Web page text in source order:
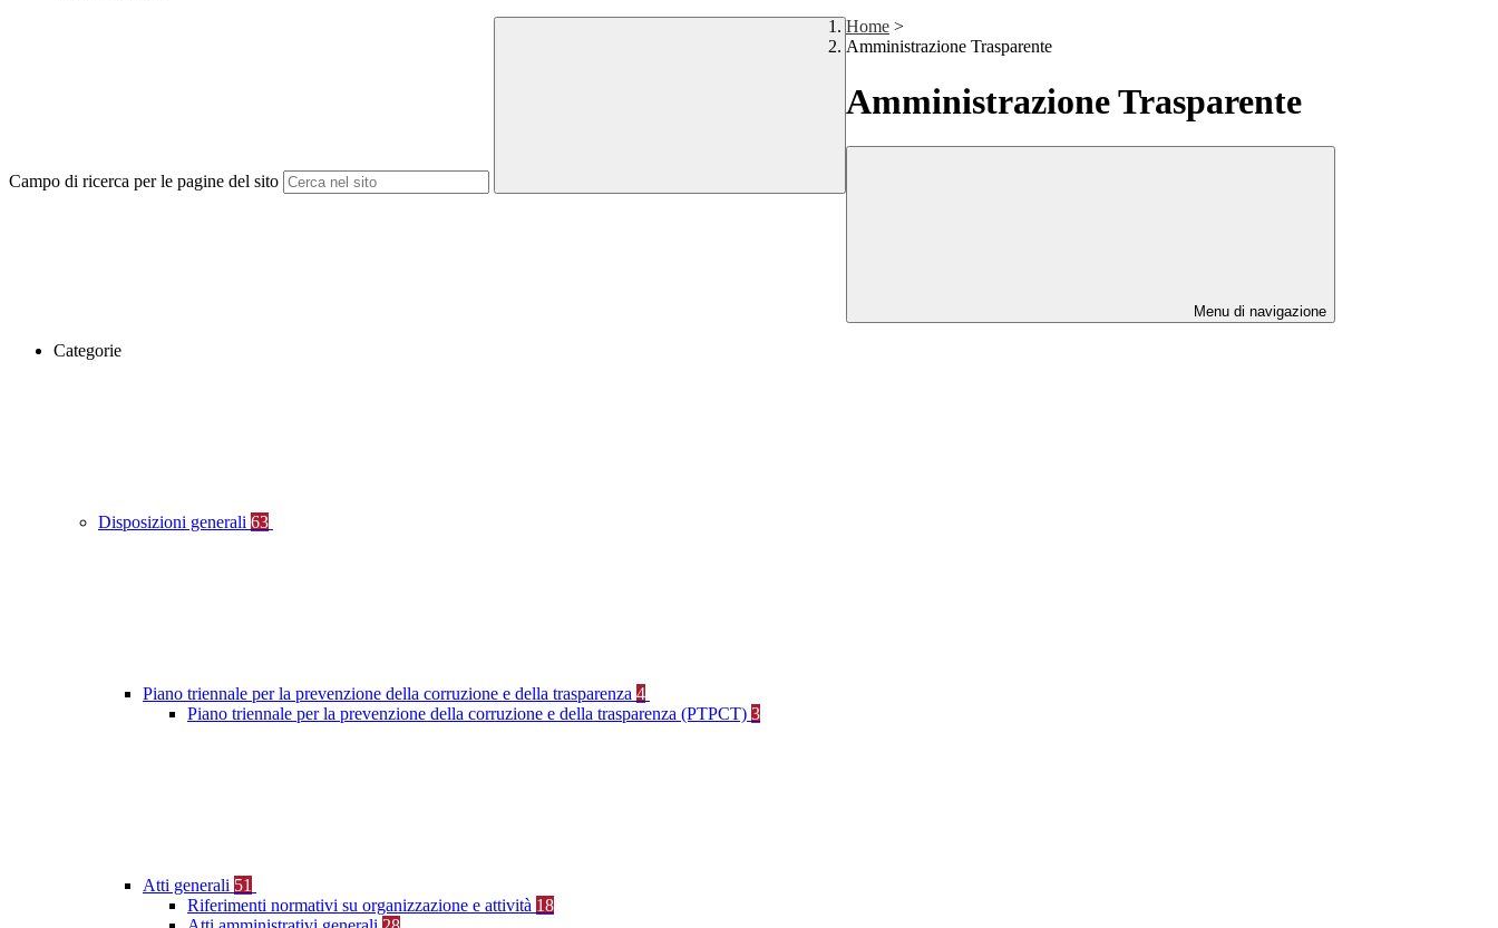
Campo di ricerca per le pagine del sito
Home >
Amministrazione Trasparente
Amministrazione Trasparente
Menu di navigazione
Categorie
Disposizioni generali 63
Piano triennale per la prevenzione della corruzione e della trasparenza 4
Piano triennale per la prevenzione della corruzione e della trasparenza (PTPCT) 3
Atti generali 51
Riferimenti normativi su organizzazione e attività 18